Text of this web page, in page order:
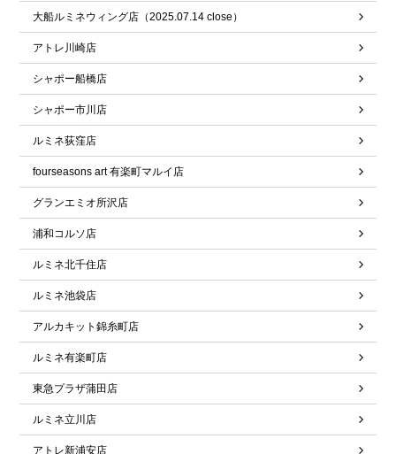
大船ルミネウィング店（2025.07.14 close）
アトレ川崎店
シャポー船橋店
シャポー市川店
ルミネ荻窪店
fourseasons art 有楽町マルイ店
グランエミオ所沢店
浦和コルソ店
ルミネ北千住店
ルミネ池袋店
アルカキット錦糸町店
ルミネ有楽町店
東急プラザ蒲田店
ルミネ立川店
アトレ新浦安店